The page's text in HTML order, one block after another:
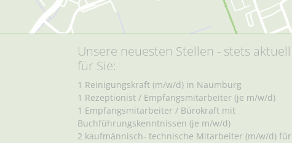
Unsere neuesten Stellen - stets aktuell
für Sie:
1 Reinigungskraft (m/w/d) in Naumburg
1 Rezeptionist / Empfangsmitarbeiter (je m/w/d)
1 Empfangsmitarbeiter / Bürokraft mit
Buchführungskenntnissen (je m/w/d)
2 kaufmännisch- technische Mitarbeiter (m/w/d) für